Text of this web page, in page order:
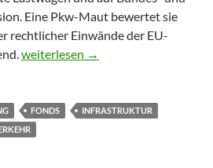
Eine Pkw-Maut bewertet sie
rechtlicher Einwände der EU-
Bodewig-Kommission empfiehlt
weiterlesen →
FONDS
INFRASTRUKTUR